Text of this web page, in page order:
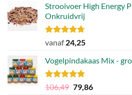
Strooivoer High Energy
Onkruidvrij
Gewaardeerd
uit 5
vanaf24,25
Vogelpindakaas Mix -
Gewaardeerd
uit 5
106,49 Oorspronkelijke
79,86Huidige